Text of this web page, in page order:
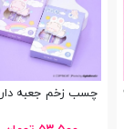
چسب زخم جعبه دار 72